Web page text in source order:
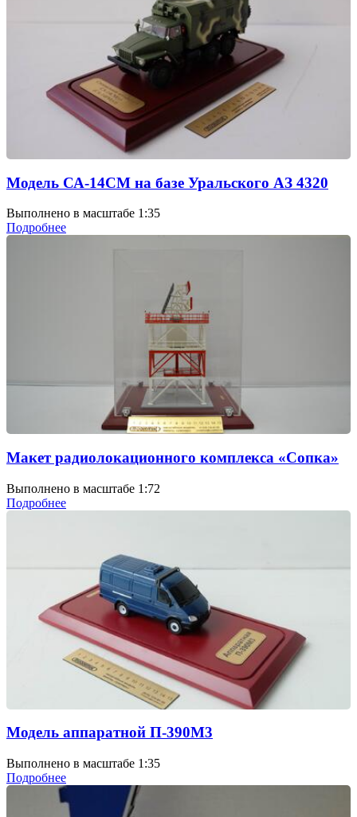
Модель СА-14СМ на базе Уральского АЗ 4320
Выполнено в масштабе 1:35
Подробнее
Макет радиолокационного комплекса «Сопка»
Выполнено в масштабе 1:72
Подробнее
Модель аппаратной П-390М3
Выполнено в масштабе 1:35
Подробнее